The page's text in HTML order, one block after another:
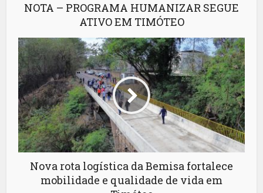
NOTA – PROGRAMA HUMANIZAR SEGUE
ATIVO EM TIMÓTEO
Nova rota logística da Bemisa fortalece
mobilidade e qualidade de vida em